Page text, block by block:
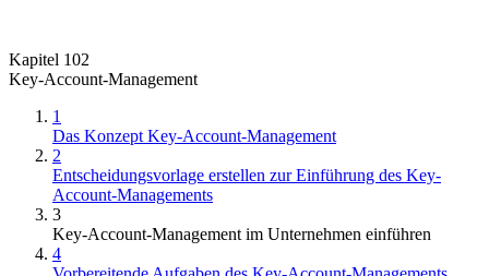
Kapitel 102
Key-Account-Management
1
Das Konzept Key-Account-Management
2
Entscheidungsvorlage erstellen zur Einführung des Key-
Account-Managements
3
Key-Account-Management im Unternehmen einführen
4